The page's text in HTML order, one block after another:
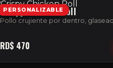
PERSONALIZABLE
Crispy Chicken Roll
Pollo crujiente por dentro,
RD$ 470